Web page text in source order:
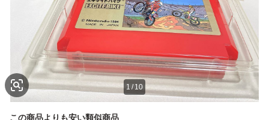
1 / 10
この商品よりも安い類似商品